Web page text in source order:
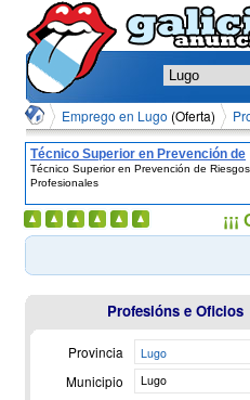
Emprego en Lugo (Oferta)
Técnico Superior en Prevención de
Riesgos Profesionales
Técnico Superior en Prevención de Riesgos
Profesionales
Profesións e Oficios
Provincia Lugo
Municipio Lugo